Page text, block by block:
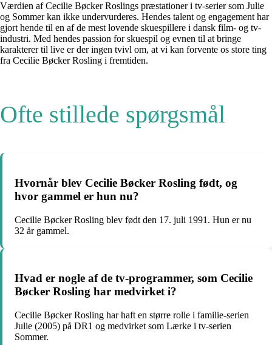
Værdien af Cecilie Bøcker Roslings præstationer i tv-serier som Julie
og Sommer kan ikke undervurderes. Hendes talent og engagement har
gjort hende til en af de mest lovende skuespillere i dansk film- og tv-
industri. Med hendes passion for skuespil og evnen til at bringe
karakterer til live er der ingen tvivl om, at vi kan forvente os store ting
fra Cecilie Bøcker Rosling i fremtiden.
Ofte stillede spørgsmål
Hvornår blev Cecilie Bøcker Rosling født, og
hvor gammel er hun nu?
Cecilie Bøcker Rosling blev født den 17. juli 1991. Hun er nu
32 år gammel.
Hvad er nogle af de tv-programmer, som Cecilie
Bøcker Rosling har medvirket i?
Cecilie Bøcker Rosling har haft en større rolle i familie-serien
Julie (2005) på DR1 og medvirket som Lærke i tv-serien
Sommer.